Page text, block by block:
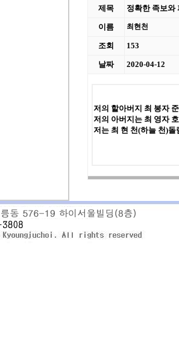
제목 정확한 족보와
이름 최현천
조회 153
날짜 2020-04-12
저의 할아버지 최 봉자
저의 아버지는 최 영자
저는 최 현 천(하늘 천)